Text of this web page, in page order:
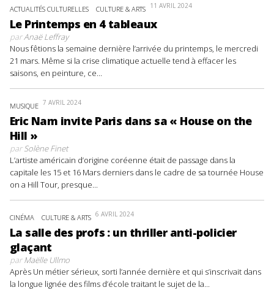
ACTUALITÉS CULTURELLES CULTURE & ARTS 11 AVRIL 2024
Le Printemps en 4 tableaux
parAnaë Leffray
Nous fêtions la semaine dernière l’arrivée du printemps, le mercredi
21 mars. Même si la crise climatique actuelle tend à effacer les
saisons, en peinture, ce...
MUSIQUE 7 AVRIL 2024
Eric Nam invite Paris dans sa « House on the
Hill »
parSolène Finet
L’artiste américain d’origine coréenne était de passage dans la
capitale les 15 et 16 Mars derniers dans le cadre de sa tournée House
on a Hill Tour, presque...
CINÉMA CULTURE & ARTS 6 AVRIL 2024
La salle des profs : un thriller anti-policier
glaçant
parMaëlle Ullmo
Après Un métier sérieux, sorti l’année dernière et qui s’inscrivait dans
la longue lignée des films d’école traitant le sujet de la...